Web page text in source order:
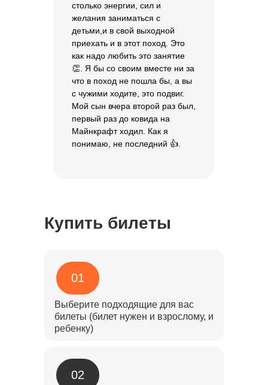
столько энергии, сил и
желания заниматься с
детьми,и в свой выходной
приехать и в этот поход. Это
как надо любить это занятие
👏. Я бы со своим вместе ни за
что в поход не пошла бы, а вы
с чужими ходите, это подвиг.
Мой сын вчера второй раз был,
первый раз до ковида на
Майнкрафт ходил. Как я
понимаю, не последний 👍.
Купить билеты
Выберите подходящие для вас
билеты (билет нужен и взрослому, и
ребенку)
01
02